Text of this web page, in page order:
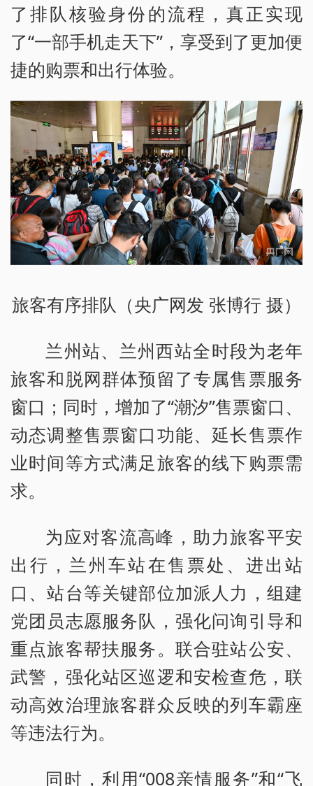
了排队核验身份的流程，真正实现
了“一部手机走天下”，享受到了更加便
捷的购票和出行体验。
旅客有序排队（央广网发 张博行 摄）
兰州站、兰州西站全时段为老年
旅客和脱网群体预留了专属售票服务
窗口；同时，增加了“潮汐”售票窗口、
动态调整售票窗口功能、延长售票作
业时间等方式满足旅客的线下购票需
求。
为应对客流高峰，助力旅客平安
出行，兰州车站在售票处、进出站
口、站台等关键部位加派人力，组建
党团员志愿服务队，强化问询引导和
重点旅客帮扶服务。联合驻站公安、
武警，强化站区巡逻和安检查危，联
动高效治理旅客群众反映的列车霸座
等违法行为。
同时，利用“008亲情服务”和“飞